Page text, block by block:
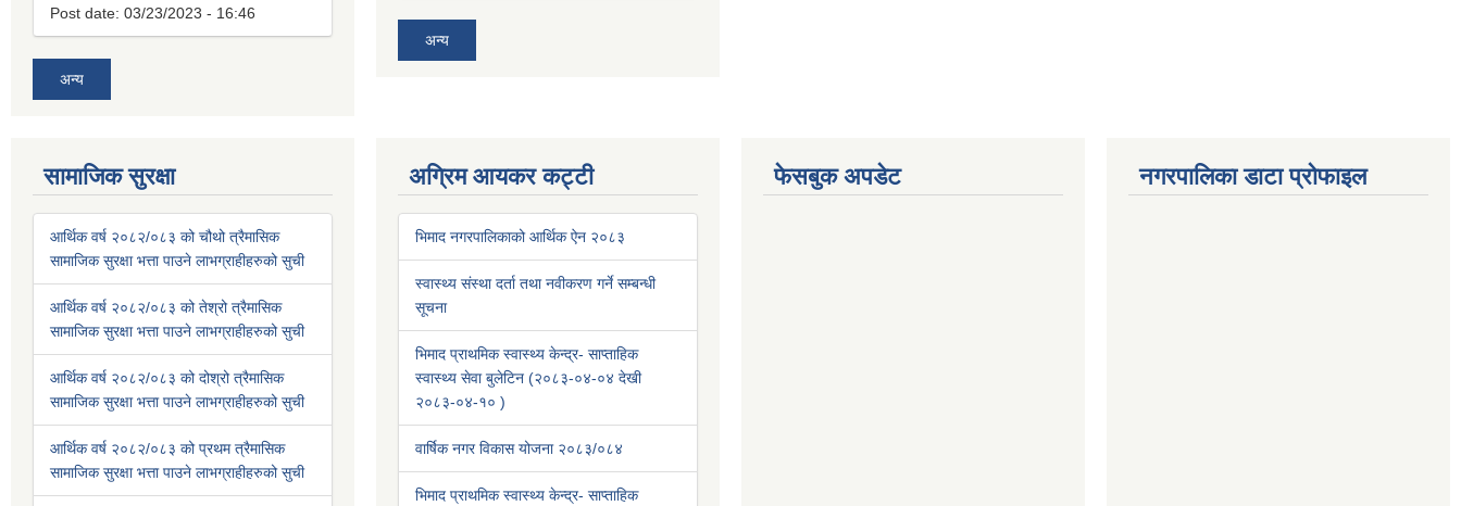
Post date: 03/23/2023 - 16:46
अन्य
अन्य
सामाजिक सुरक्षा
आर्थिक वर्ष २०८२/०८३ को चौथो त्रैमासिक
सामाजिक सुरक्षा भत्ता पाउने लाभग्राहीहरुको सुची
आर्थिक वर्ष २०८२/०८३ को तेश्रो त्रैमासिक
सामाजिक सुरक्षा भत्ता पाउने लाभग्राहीहरुको सुची
आर्थिक वर्ष २०८२/०८३ को दोश्रो त्रैमासिक
सामाजिक सुरक्षा भत्ता पाउने लाभग्राहीहरुको सुची
आर्थिक वर्ष २०८२/०८३ को प्रथम त्रैमासिक
सामाजिक सुरक्षा भत्ता पाउने लाभग्राहीहरुको सुची
अग्रिम आयकर कट्टी
भिमाद नगरपालिकाको आर्थिक ऐन २०८३
स्वास्थ्य संस्था दर्ता तथा नवीकरण गर्ने सम्बन्धी
सूचना
भिमाद प्राथमिक स्वास्थ्य केन्द्र- साप्ताहिक
स्वास्थ्य सेवा बुलेटिन (२०८३-०४-०४ देखी
२०८३-०४-१० )
वार्षिक नगर विकास योजना २०८३/०८४
भिमाद प्राथमिक स्वास्थ्य केन्द्र- साप्ताहिक
फेसबुक अपडेट नगरपालिका डाटा प्रोफाइल